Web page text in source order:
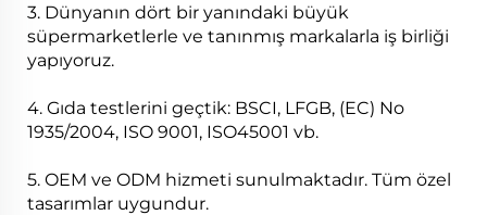
3. Dünyanın dört bir yanındaki büyük
süpermarketlerle ve tanınmış markalarla iş birliği
yapıyoruz.
4. Gıda testlerini geçtik: BSCI, LFGB, (EC) No
1935/2004, ISO 9001, ISO45001 vb.
5. OEM ve ODM hizmeti sunulmaktadır. Tüm özel
tasarımlar uygundur.